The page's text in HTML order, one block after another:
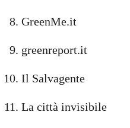
GreenMe.it
greenreport.it
Il Salvagente
La città invisibile